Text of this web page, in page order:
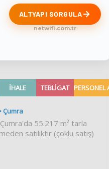
ALTYAPI SORGULA
netwifi.com.tr